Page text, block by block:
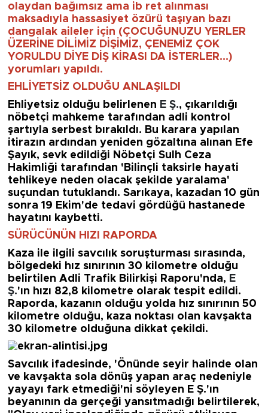
olaydan bağımsız ama ib ret alınması
maksadıyla hassasiyet özürü taşıyan bazı
dangalak aileler için (ÇOCUĞUNUZU YERLER
ÜZERİNE DİLİMİZ DİŞİMİZ, ÇENEMİZ ÇOK
YORULDU DİYE DİŞ KİRASI DA İSTERLER...)
yorumları yapıldı.
EHLİYETSİZ OLDUĞU ANLAŞILDI
Ehliyetsiz olduğu belirlenen E Ş., çıkarıldığı
nöbetçi mahkeme tarafından adli kontrol
şartıyla serbest bırakıldı. Bu karara yapılan
itirazın ardından yeniden gözaltına alınan Efe
Şayık, sevk edildiği Nöbetçi Sulh Ceza
Hakimliği tarafından 'Bilinçli taksirle hayati
tehlikeye neden olacak şekilde yaralama'
suçundan tutuklandı. Sarıkaya, kazadan 10 gün
sonra 19 Ekim'de tedavi gördüğü hastanede
hayatını kaybetti.
SÜRÜCÜNÜN HIZI RAPORDA
Kaza ile ilgili savcılık soruşturması sırasında,
bölgedeki hız sınırının 30 kilometre olduğu
belirtilen Adli TrafikBilirkişi Raporu'nda, E
Ş.'ın hızı 82,8 kilometre olarak tespit edildi.
Raporda, kazanın olduğu yolda hız sınırının 50
kilometre olduğu, kaza noktası olan kavşakta
30 kilometre olduğuna dikkat çekildi.
Savcılık ifadesinde, 'Önünde seyir halinde olan
ve kavşakta sola dönüş yapan araç nedeniyle
yayayı fark etmediği'ni söyleyen E Ş.'ın
beyanının da gerçeği yansıtmadığı belirtilerek,